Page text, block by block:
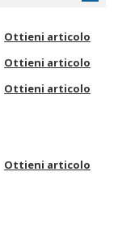
Ottieni articolo
Ottieni articolo
Ottieni articolo
Ottieni articolo